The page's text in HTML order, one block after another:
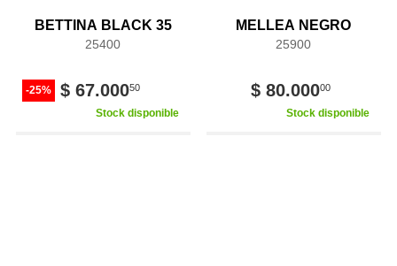
BETTINA BLACK 35
25400
-25% $ 67.00050
Stock disponible
MELLEA NEGRO
25900
$ 80.00000
Stock disponible